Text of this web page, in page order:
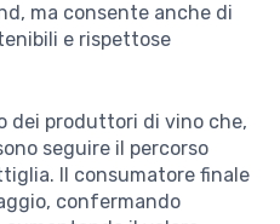
ma consente anche di
e rispettose
dei produttori di vino che,
seguire il percorso
Il consumatore finale
confermando